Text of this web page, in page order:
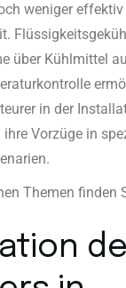
weniger
über Kühlmittel
in der
Vorzüge in
Themen finden